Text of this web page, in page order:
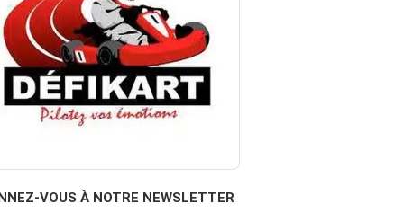
VOUS À NOTRE NEWSLETTER